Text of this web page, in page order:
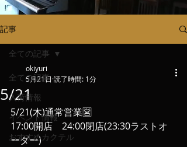
記事
全ての記事
入荷情報
イベント情報
おすすめカクテル
全ての記事
5/21
okiyuri
5月21日 読了時間: 1分
5/21(木)通常営業🈺
17:00開店　24:00閉店(23:30ラストオ
ーダー)